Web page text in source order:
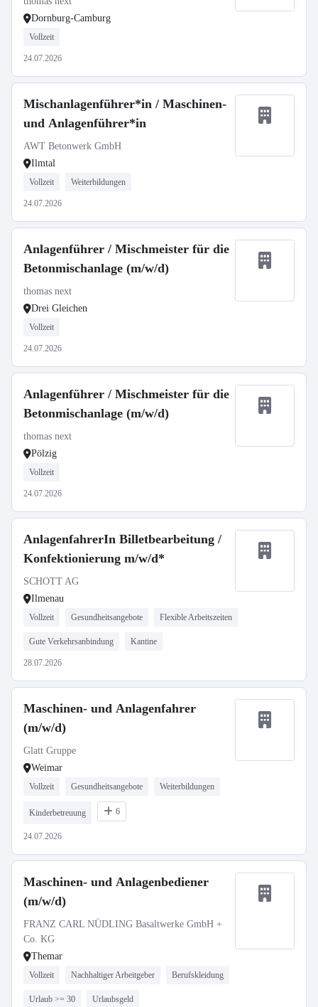
Dornburg-Camburg
Vollzeit
24.07.2026
Mischanlagenführer*in / Maschinen-
und Anlagenführer*in
AWT Betonwerk GmbH
Ilmtal
Vollzeit Weiterbildungen
24.07.2026
Anlagenführer / Mischmeister für die
Betonmischanlage (m/w/d)
thomas next
Drei Gleichen
Vollzeit
24.07.2026
Anlagenführer / Mischmeister für die
Betonmischanlage (m/w/d)
thomas next
Pölzig
Vollzeit
24.07.2026
AnlagenfahrerIn Billetbearbeitung /
Konfektionierung m/w/d*
SCHOTT AG
Ilmenau
Vollzeit Gesundheitsangebote Flexible Arbeitszeiten
Gute Verkehrsanbindung Kantine
28.07.2026
Maschinen- und Anlagenfahrer
(m/w/d)
Glatt Gruppe
Weimar
Vollzeit Gesundheitsangebote Weiterbildungen
Kinderbetreuung 6
24.07.2026
Maschinen- und Anlagenbediener
(m/w/d)
FRANZ CARL NÜDLING Basaltwerke GmbH +
Co. KG
Themar
Vollzeit Nachhaltiger Arbeitgeber Berufskleidung
Urlaub >= 30 Urlaubsgeld